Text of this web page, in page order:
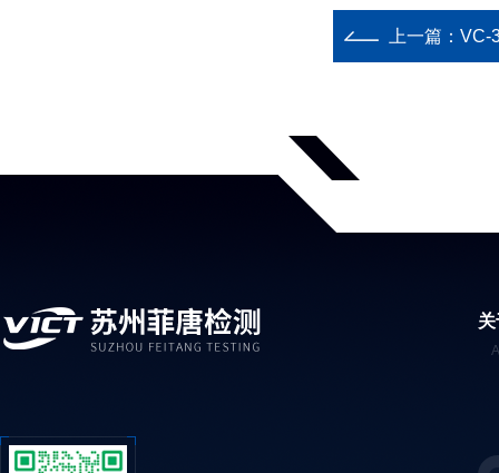
上一篇： VC-